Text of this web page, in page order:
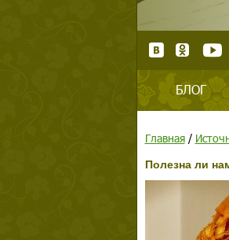
БЛОГ
Главная/
Полезна ли